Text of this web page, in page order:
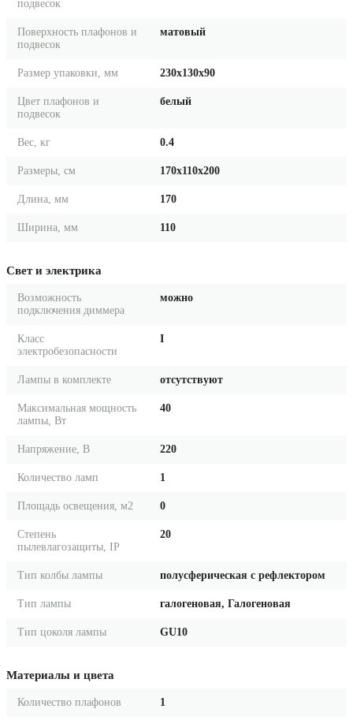
подвесок
Поверхность плафонов и
подвесок
матовый
Размер упаковки, мм 230x130x90
Цвет плафонов и
подвесок
белый
Вес, кг 0.4
Размеры, см 170x110x200
Длина, мм 170
Ширина, мм 110
Свет и электрика
Возможность
подключения диммера
можно
Класс
электробезопасности
I
Лампы в комплекте отсутствуют
Максимальная мощность
лампы, Вт
40
Напряжение, В 220
Количество ламп 1
Площадь освещения, м2 0
Степень
пылевлагозащиты, IP
20
Тип колбы лампы полусферическая с рефлектором
Тип лампы галогеновая, Галогеновая
Тип цоколя лампы GU10
Материалы и цвета
Количество плафонов 1